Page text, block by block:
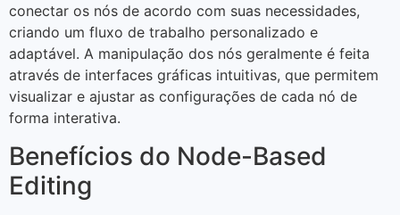
conectar os nós de acordo com suas necessidades,
criando um fluxo de trabalho personalizado e
adaptável. A manipulação dos nós geralmente é feita
através de interfaces gráficas intuitivas, que permitem
visualizar e ajustar as configurações de cada nó de
forma interativa.
Benefícios do Node-Based
Editing